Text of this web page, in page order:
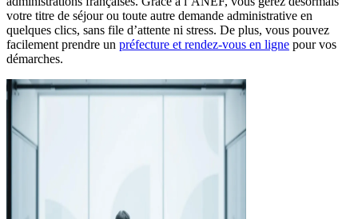
votre titre de séjour ou toute autre demande administrative en
quelques clics, sans file d’attente ni stress. De plus, vous pouvez
facilement prendre un préfecture et rendez-vous en ligne pour vos
démarches.